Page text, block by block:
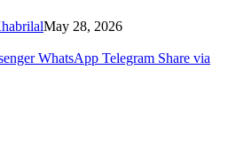
May 28, 2026
WhatsApp Telegram Share via